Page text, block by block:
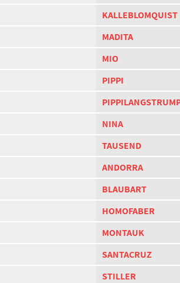
KALLEBLOMQUIST
MADITA
MIO
PIPPI
NINA
TAUSEND
ANDORRA
BLAUBART
HOMOFABER
MONTAUK
SANTACRUZ
STILLER